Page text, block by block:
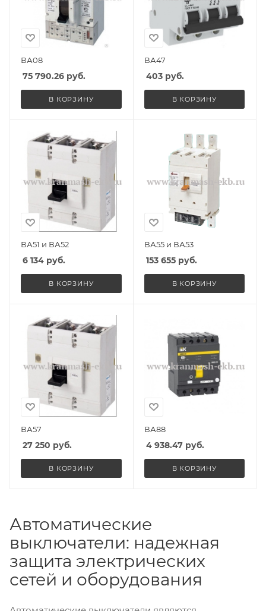
ВА08
75 790.26 руб.
В КОРЗИНУ
ВА47
403руб.
В КОРЗИНУ
ВА51 и ВА52
6 134 руб.
В КОРЗИНУ
ВА55 и ВА53
153 655руб.
В КОРЗИНУ
ВА57
27 250 руб.
В КОРЗИНУ
ВА88
4 938.47руб.
В КОРЗИНУ
Автоматические
выключатели: надежная
защита электрических
сетей и оборудования